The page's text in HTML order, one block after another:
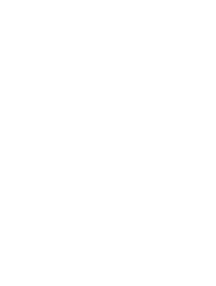
のあるコスチュームは両方載せ